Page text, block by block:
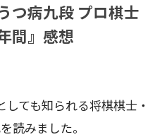
つ病九段 プロ棋士
間』感想
しても知られる将棋棋士・
読みました。